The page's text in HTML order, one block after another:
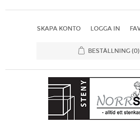
SKAPA KONTO LOGGA IN
BESTÄLLNING (0)